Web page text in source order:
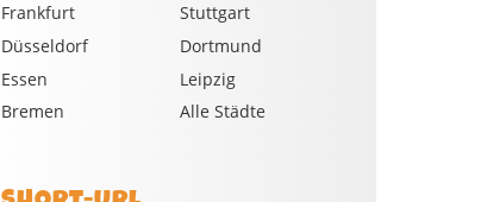
Frankfurt
Stuttgart
Düsseldorf
Dortmund
Essen
Leipzig
Bremen
Alle Städte